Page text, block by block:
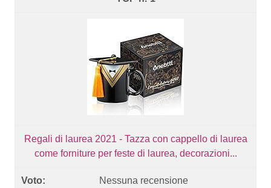
Regali di laurea 2021 - Tazza con cappello di laurea
come forniture per feste di laurea, decorazioni...
Nessuna recensione